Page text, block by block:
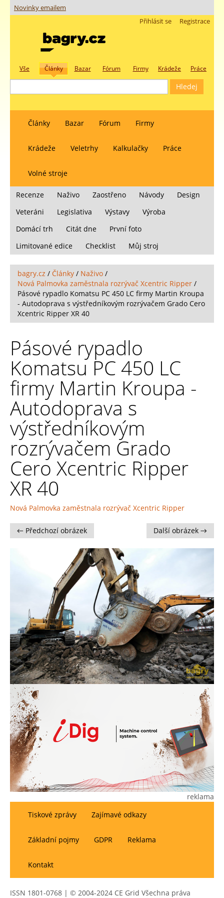
Novinky emailem
Registrace
Přihlásit se
Vše Články Bazar Fórum Firmy Krádeže Práce
Články Bazar Fórum Firmy
Krádeže Veletrhy Kalkulačky Práce
Volné stroje
Recenze Naživo Zaostřeno Návody
Design
Veteráni
Legislativa Výstavy
Výroba
Domácí trh
Citát dne
První foto
Limitované edice
Checklist Můj stroj
bagry.cz / Články / Naživo /
Nová Palmovka zaměstnala rozrývač Xcentric Ripper /
Pásové rypadlo Komatsu PC 450 LC firmy Martin Kroupa
- Autodoprava s výstředníkovým rozrývačem Grado Cero
Xcentric Ripper XR 40
Pásové rypadlo
Komatsu PC 450 LC
firmy Martin Kroupa -
Autodoprava s
výstředníkovým
rozrývačem Grado
Cero Xcentric Ripper
XR 40
Nová Palmovka zaměstnala rozrývač Xcentric Ripper
← Předchozí obrázek Další obrázek →
reklama
Tiskové zprávy
Zajímavé odkazy
Základní pojmy GDPR Reklama
Kontakt
ISSN 1801-0768 | © 2004-2024 CE Grid Všechna práva